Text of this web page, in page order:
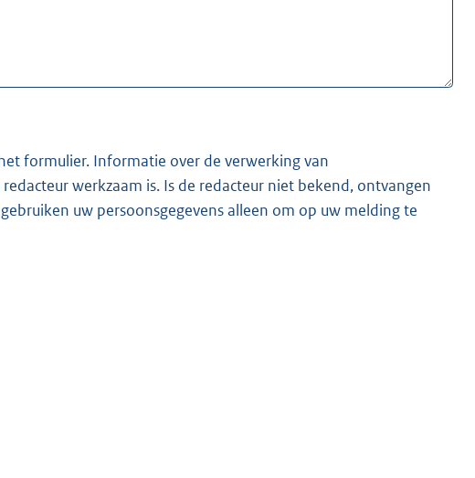
formulier. Informatie over de verwerking van
niet bekend, ontvangen
uw persoonsgegevens alleen om op uw melding te